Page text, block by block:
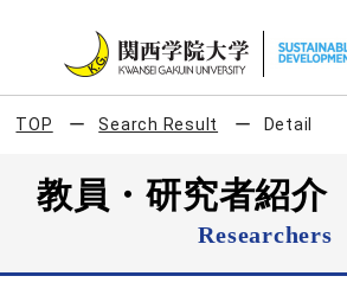
TOP Search Result Detail
教員・研究者紹介
Researchers